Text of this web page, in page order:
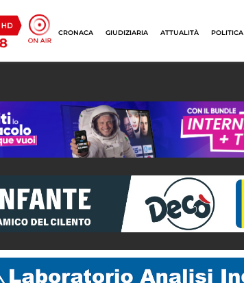
CRONACA GIUDIZIARIA ATTUALITÀ POLITICA